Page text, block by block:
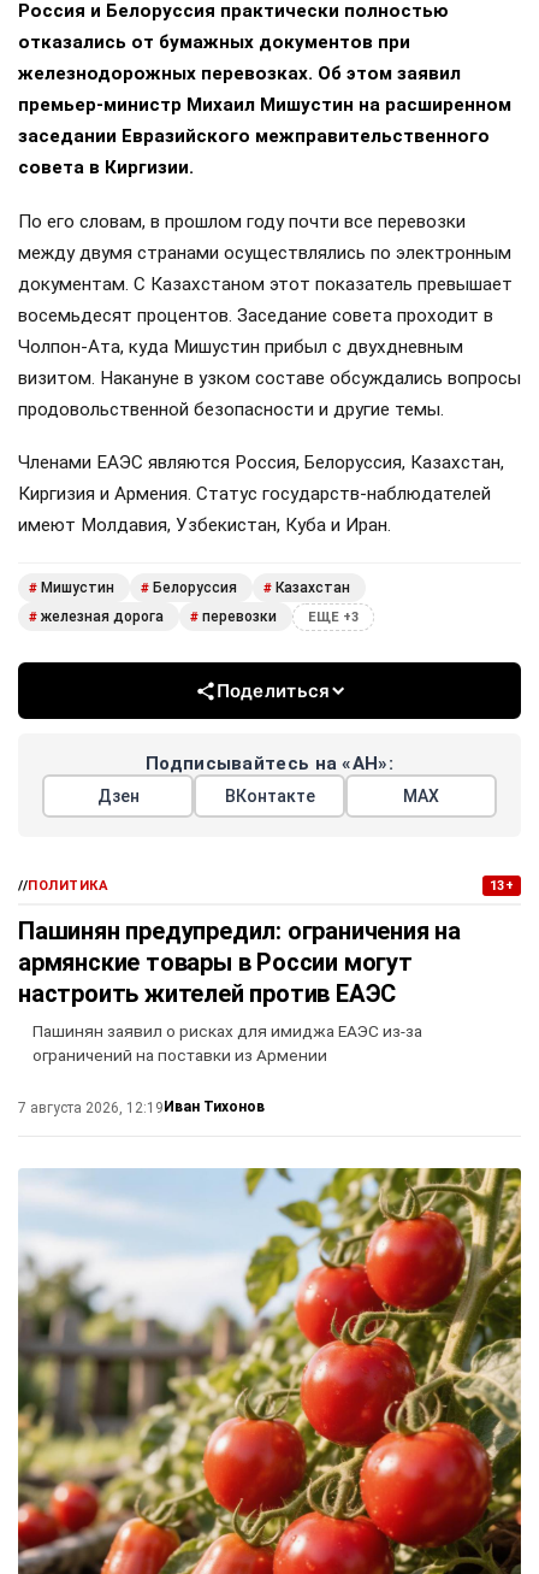
Россия и Белоруссия практически полностью
отказались от бумажных документов при
железнодорожных перевозках. Об этом заявил
премьер-министр Михаил Мишустин на расширенном
заседании Евразийского межправительственного
совета в Киргизии.
По его словам, в прошлом году почти все перевозки
между двумя странами осуществлялись по электронным
документам. С Казахстаном этот показатель превышает
восемьдесят процентов. Заседание совета проходит в
Чолпон-Ата, куда Мишустин прибыл с двухдневным
визитом. Накануне в узком составе обсуждались вопросы
продовольственной безопасности и другие темы.
Членами ЕАЭС являются Россия, Белоруссия, Казахстан,
Киргизия и Армения. Статус государств-наблюдателей
имеют Молдавия, Узбекистан, Куба и Иран.
# Мишустин # Белоруссия # Казахстан
# железная дорога # перевозки ЕЩЕ +3
Поделиться
Подписывайтесь на «АН»:
Дзен ВКонтакте МАХ
//ПОЛИТИКА 13+
Пашинян предупредил: ограничения на
армянские товары в России могут
настроить жителей против ЕАЭС
Пашинян заявил о рисках для имиджа ЕАЭС из-за
ограничений на поставки из Армении
7 августа 2026, 12:19 Иван Тихонов